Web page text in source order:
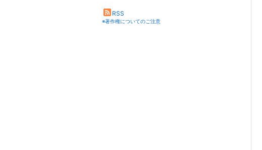
RSS
※著作権についてのご注意